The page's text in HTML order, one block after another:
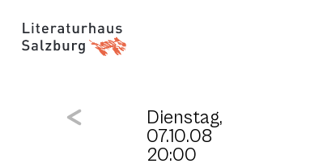
Dienstag,
07.10.08
20:00